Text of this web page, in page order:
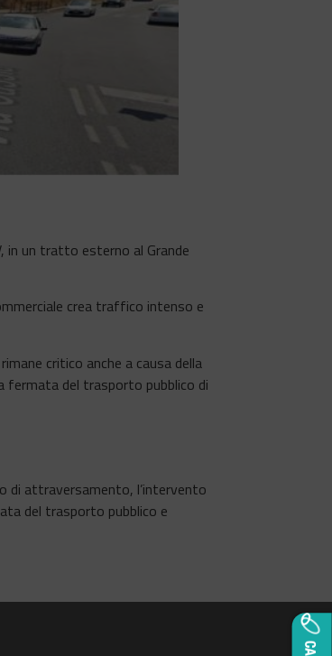
in un tratto esterno al Grande
crea traffico intenso e
critico anche a causa della
fermata del trasporto pubblico di
di attraversamento, l’intervento
del trasporto pubblico e